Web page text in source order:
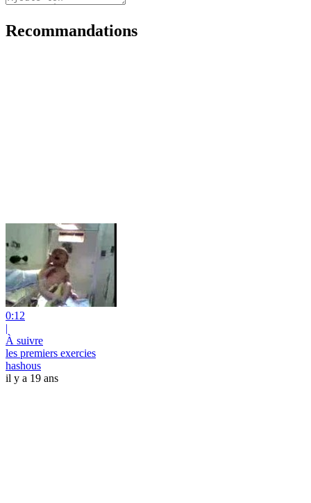
Recommandations
0:12
|
À suivre
les premiers exercies
hashous
il y a 19 ans